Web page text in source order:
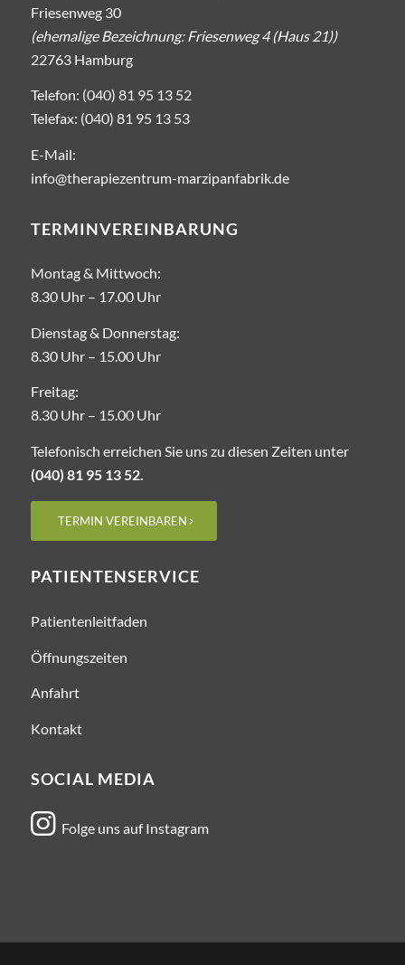
Friesenweg 30
(ehemalige Bezeichnung: Friesenweg 4 (Haus 21))
22763 Hamburg
Telefon: (040) 81 95 13 52
Telefax: (040) 81 95 13 53
E-Mail:
info@therapiezentrum-marzipanfabrik.de
TERMINVEREINBARUNG
Montag & Mittwoch:
8.30 Uhr – ­17.00 Uhr
Dienstag & Donnerstag:
8.30 Uhr – 15.00 Uhr
Freitag:
8.30 Uhr – ­15.00 Uhr
Telefonisch erreichen Sie uns zu diesen Zeiten unter
(040) 81 95 13 52.
TERMIN VEREINBAREN
PATIENTENSERVICE
Patientenleitfaden
Öffnungszeiten
Anfahrt
Kontakt
SOCIAL MEDIA
 Folge uns auf Instagram